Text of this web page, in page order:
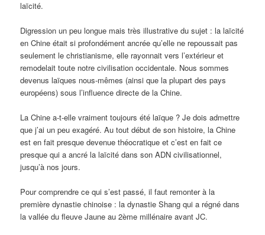
laïcité.
Digression un peu longue mais très illustrative du sujet : la laïcité
en Chine était si profondément ancrée qu’elle ne repoussait pas
seulement le christianisme, elle rayonnait vers l’extérieur et
remodelait toute notre civilisation occidentale. Nous sommes
devenus laïques nous-mêmes (ainsi que la plupart des pays
européens) sous l’influence directe de la Chine.
La Chine a-t-elle vraiment toujours été laïque ? Je dois admettre
que j’ai un peu exagéré. Au tout début de son histoire, la Chine
est en fait presque devenue théocratique et c’est en fait ce
presque qui a ancré la laïcité dans son ADN civilisationnel,
jusqu’à nos jours.
Pour comprendre ce qui s’est passé, il faut remonter à la
première dynastie chinoise : la dynastie Shang qui a régné dans
la vallée du fleuve Jaune au 2ème millénaire avant JC.